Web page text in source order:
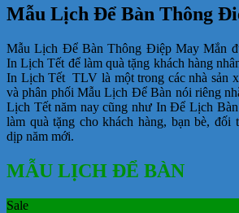
Mẫu Lịch Để Bàn Thông
Mẫu Lịch Để Bàn Thông Điệp May Mắn
In Lịch Tết để làm quà tặng khách hàng
In Lịch Tết TLV là một trong các nhà sản
và phân phối Mẫu Lịch Để Bàn nói riêng
Lịch Tết năm nay cũng như In Để Lịch
làm quà tặng cho khách hàng, bạn bè, đối
dịp năm mới.
MẪU LỊCH ĐỂ BÀN
Sale